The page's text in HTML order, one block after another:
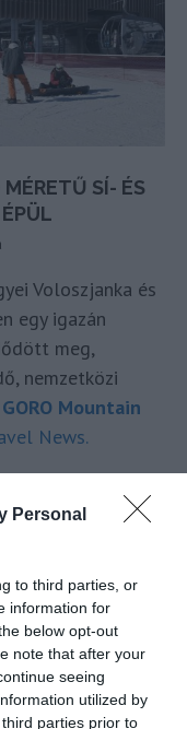
Personal
to third parties, or
information for
below opt-out
note that after your
seeing
utilized by
parties prior to
SÍ- ÉS
Voloszjanka és
egy igazán
meg,
nemzetközi
GORO Mountain
News.